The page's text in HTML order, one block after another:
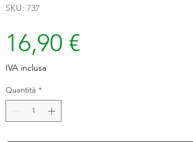
SKU: 737
16,90 €
IVA inclusa
Quantità *